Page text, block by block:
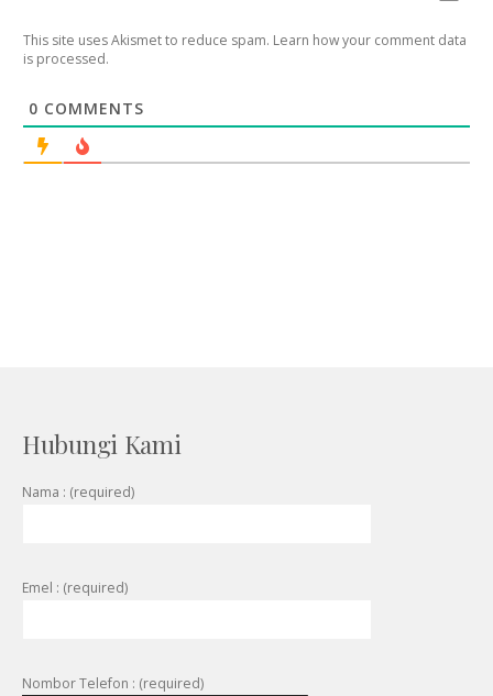
This site uses Akismet to reduce spam. Learn how your comment data
is processed.
0 COMMENTS
Hubungi Kami
Nama : (required)
Emel : (required)
Nombor Telefon : (required)